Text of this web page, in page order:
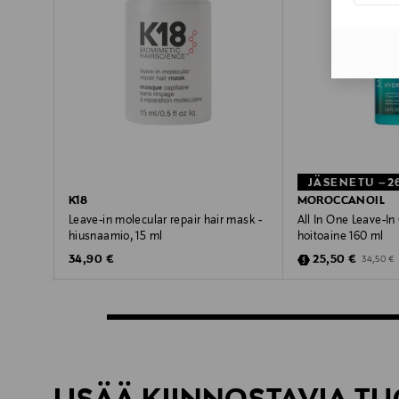
K18
Leave-in molecular repair hair mask -
hiusnaamio, 15 ml
Original Price
34,90 €
JÄSENETU
MOROCCANOIL
All In One Leave-
hoitoaine 160 ml
Discounted Price
25,50 € Original
34,50 €